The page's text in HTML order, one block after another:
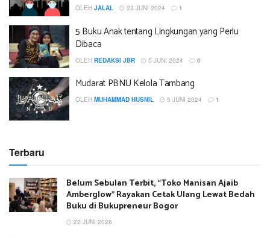
OLEH JALAL 23 JUNI 2024 1
5 Buku Anak tentang Lingkungan yang Perlu
Dibaca
OLEH REDAKSI JBR 5 JUNI 2024 0
Mudarat PBNU Kelola Tambang
OLEH MUHAMMAD HUSNIL 5 JUNI 2024 1
Terbaru
Belum Sebulan Terbit, “Toko Manisan Ajaib
Amberglow” Rayakan Cetak Ulang Lewat Bedah
Buku di Bukupreneur Bogor
22 JUNI 2026